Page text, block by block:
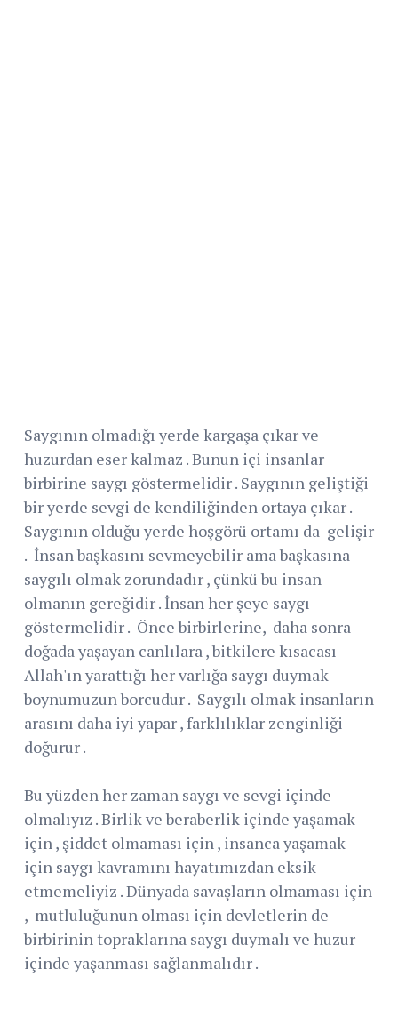
Saygının olmadığı yerde kargaşa çıkar ve
huzurdan eser kalmaz . Bunun içi insanlar
birbirine saygı göstermelidir . Saygının geliştiği
bir yerde sevgi de kendiliğinden ortaya çıkar .
Saygının olduğu yerde hoşgörü ortamı da gelişir
. İnsan başkasını sevmeyebilir ama başkasına
saygılı olmak zorundadır , çünkü bu insan
olmanın gereğidir . İnsan her şeye saygı
göstermelidir . Önce birbirlerine, daha sonra
doğada yaşayan canlılara , bitkilere kısacası
Allah'ın yarattığı her varlığa saygı duymak
boynumuzun borcudur . Saygılı olmak insanların
arasını daha iyi yapar , farklılıklar zenginliği
doğurur .
Bu yüzden her zaman saygı ve sevgi içinde
olmalıyız . Birlik ve beraberlik içinde yaşamak
için , şiddet olmaması için , insanca yaşamak
için saygı kavramını hayatımızdan eksik
etmemeliyiz . Dünyada savaşların olmaması için
, mutluluğunun olması için devletlerin de
birbirinin topraklarına saygı duymalı ve huzur
içinde yaşanması sağlanmalıdır .